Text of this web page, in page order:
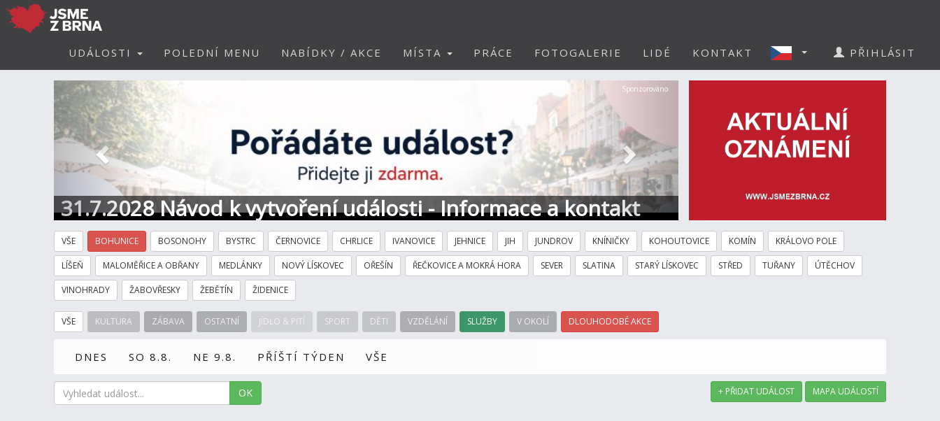
UDÁLOSTI POLEDNÍ MENU NABÍDKY / AKCE MÍSTA PRÁCE FOTOGALERIE LIDÉ KONTAKT PŘIHLÁSIT
31.7.2028 Návod k vytvoření události - Informace a kontakt
Předchozí Další
Sponzorováno
VŠE BOHUNICE BOSONOHY BYSTRC ČERNOVICE CHRLICE IVANOVICE JEHNICE JIH JUNDROV KNÍNIČKY KOHOUTOVICE KOMÍN KRÁLOVO POLE
LÍŠEŇ MALOMĚŘICE A OBŘANY MEDLÁNKY NOVÝ LÍSKOVEC OŘEŠÍN ŘEČKOVICE A MOKRÁ HORA SEVER SLATINA STARÝ LÍSKOVEC STŘED TUŘANY ÚTĚCHOV
VINOHRADY ŽABOVŘESKY ŽEBĚTÍN ŽIDENICE
VŠE KULTURA ZÁBAVA OSTATNÍ JÍDLO & PITÍ SPORT DĚTI VZDĚLÁNÍ SLUŽBY V OKOLÍ DLOUHODOBÉ AKCE
DNES SO 8.8. NE 9.8. PŘÍŠTÍ TÝDEN VŠE
OK + PŘIDAT UDÁLOST MAPA UDÁLOSTÍ